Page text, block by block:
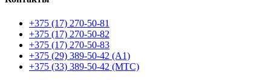
+375 (17) 270-50-81
+375 (17) 270-50-82
+375 (17) 270-50-83
+375 (29) 389-50-42 (А1)
+375 (33) 389-50-42 (МТС)